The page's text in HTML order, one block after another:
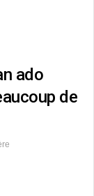
ado
de